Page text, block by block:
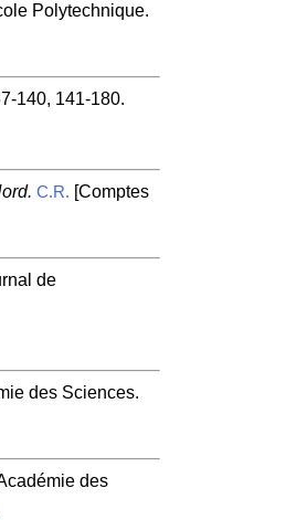
Polytechnique.
140, 141-180.
C.R. [Comptes
de
des Sciences.
des